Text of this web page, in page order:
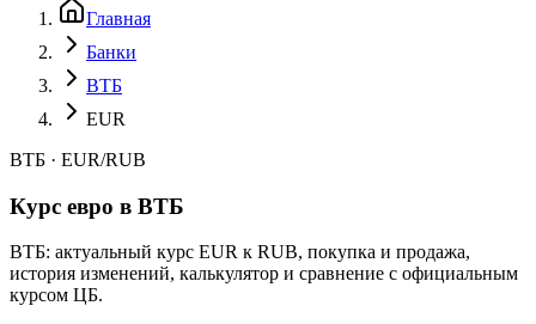
Главная
Банки
ВТБ
EUR
ВТБ · EUR/RUB
Курс евро в ВТБ
ВТБ: актуальный курс EUR к RUB, покупка и продажа,
история изменений, калькулятор и сравнение с официальным
курсом ЦБ.